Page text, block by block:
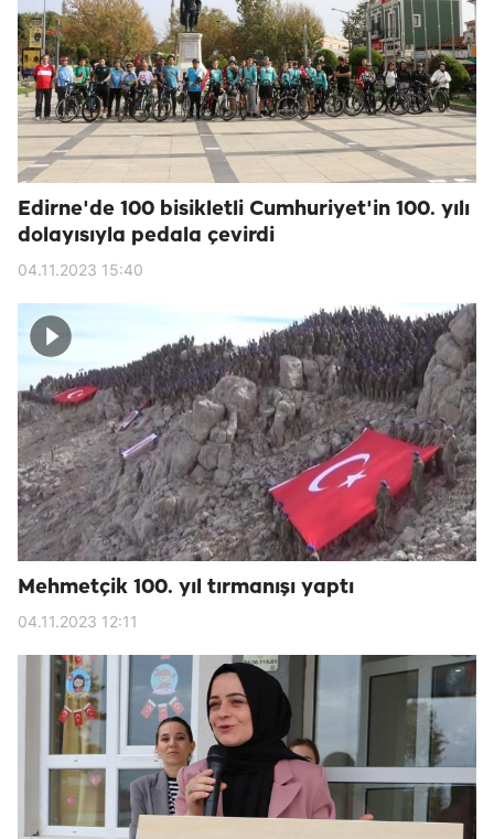
Edirne'de 100 bisikletli Cumhuriyet'in 100. yılı
dolayısıyla pedala çevirdi
04.11.2023 15:40
Mehmetçik 100. yıl tırmanışı yaptı
04.11.2023 12:11